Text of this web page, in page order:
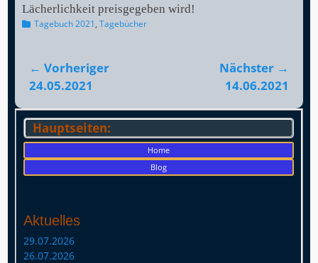
Lächerlichkeit preisgegeben wird!
Kategorien
Tagebuch 2021,Tagebücher
Beitragsnavigation
← Vorheriger
Vorheriger
24.05.2021
Nächster →
14.06.2021
Hauptseiten:
Home
Blog
Aktuelles
29.07.2026
26.07.2026